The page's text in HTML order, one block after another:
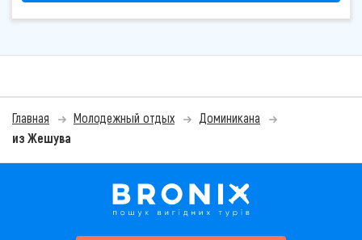
Главная Молодежный отдых
Доминикана
из Жешува